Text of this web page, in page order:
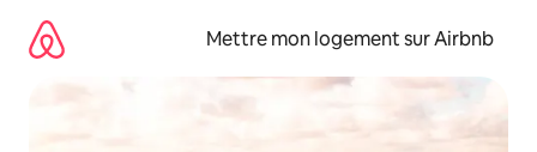
directement
contenu
Mettre mon logement sur Airbnb